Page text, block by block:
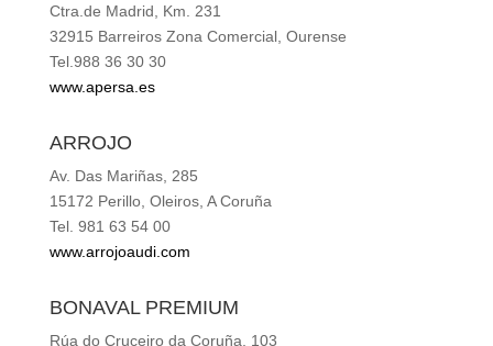
Ctra.de Madrid, Km. 231
32915 Barreiros Zona Comercial, Ourense
Tel.988 36 30 30
www.apersa.es
ARROJO
Av. Das Mariñas, 285
15172 Perillo, Oleiros, A Coruña
Tel. 981 63 54 00
www.arrojoaudi.com
BONAVAL PREMIUM
Rúa do Cruceiro da Coruña, 103